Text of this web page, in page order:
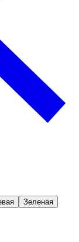
Зеленая